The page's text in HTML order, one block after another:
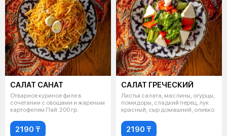
САЛАТ САНАТ
Отварное куриное филе в
сочетании с овощами и жареным
картофелем Пай. 200 гр.
2190 ₸
САЛАТ ГРЕЧЕСКИЙ
Листья салата, маслины, огурцы,
помидоры, сладкий перец, лук
красный, сыр домашний, оливко
2190 ₸